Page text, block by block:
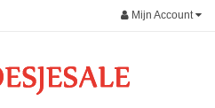
Mijn Account